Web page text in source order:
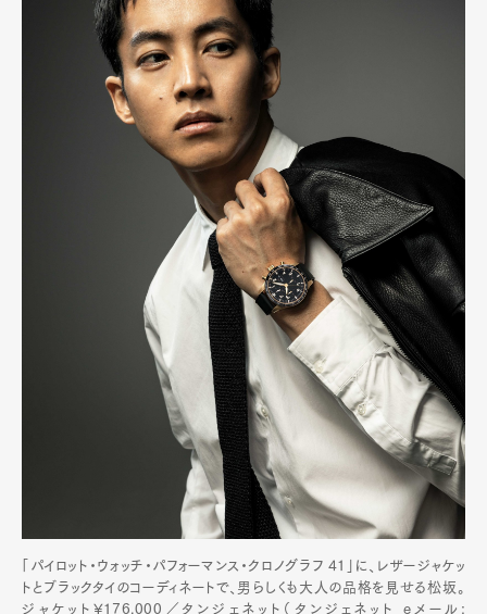
「パイロット・ウォッチ・パフォーマンス・クロノグラフ 41」に、レザージャケッ
トとブラックタイのコーディネートで、男らしくも大人の品格を見せる松坂。
ジャケット¥176,000／タンジェネット（タンジェネット eメール: